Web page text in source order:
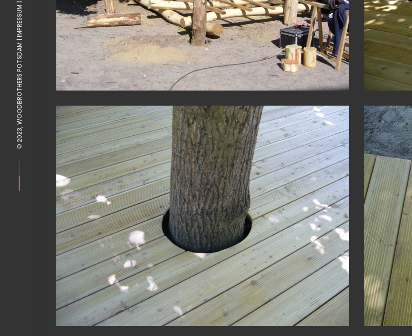
© 2023, WOODBROTHERS POTSDAM |
IMPRESSUM |
View Fullscreen